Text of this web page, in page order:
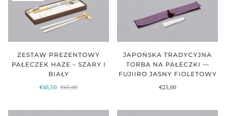
ZESTAW PREZENTOWY
PAŁECZEK HAZE – SZARY I
BIAŁY
€45,50 €65,00
JAPOŃSKA TRADYCYJNA
TORBA NA PAŁECZKI —
FUJIIRO JASNY FIOLETOWY
€25,00